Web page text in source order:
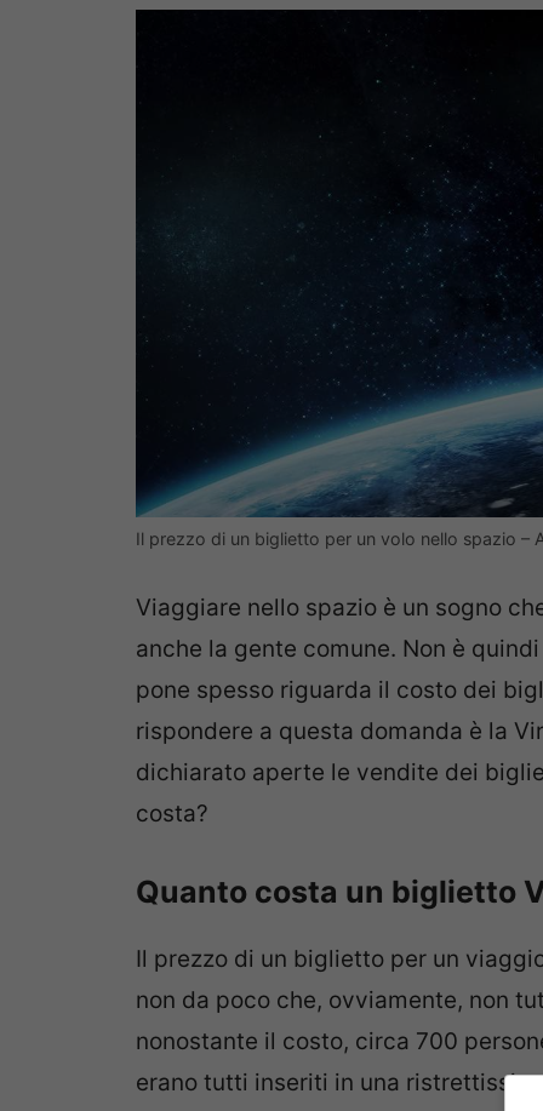
Il prezzo di un biglietto per un volo nello spazio –
Viaggiare nello spazio è un sogno
anche la gente comune. Non è
pone spesso riguarda il costo dei
rispondere a questa domanda è la
dichiarato aperte le vendite dei
costa?
Quanto costa un biglietto
Il prezzo di un biglietto per un
non da poco che, ovviamente, non
nonostante il costo, circa 700
erano tutti inseriti in una